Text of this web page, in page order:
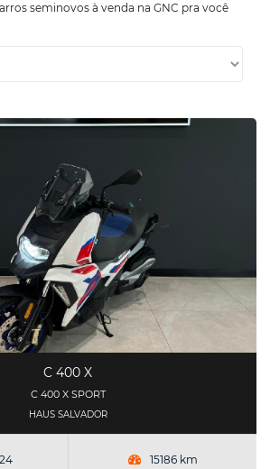
seminovos à venda na GNC pra você
C 400 X
C 400 X SPORT
HAUS SALVADOR
15186 km